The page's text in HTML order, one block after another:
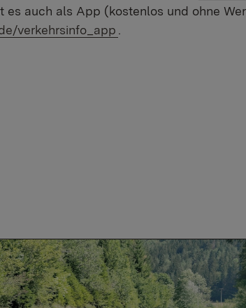
es auch als App (kostenlos und ohne
verkehrsinfo_app